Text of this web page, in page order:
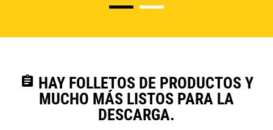
assignment HAY FOLLETOS DE PRODUCTOS Y
MUCHO MÁS LISTOS PARA LA
DESCARGA.